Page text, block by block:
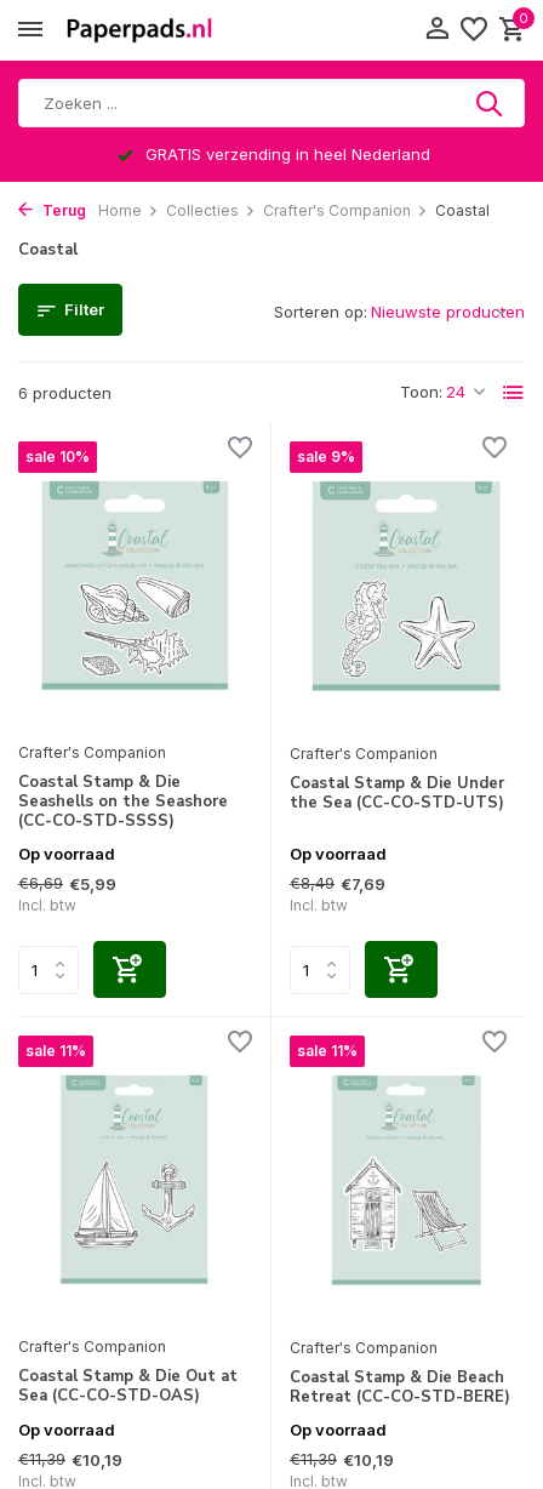
0
GRATIS verzending in heel Nederland
Terug Home Collecties Crafter's Companion Coastal
Coastal
Filter
6 producten Toon:
Sorteren op:
sale 10%
Crafter's Companion
Coastal Stamp & Die
Seashells on the Seashore
(CC-CO-STD-SSSS)
Op voorraad
€6,69 €5,99
Incl. btw
sale 9%
Crafter's Companion
Coastal Stamp & Die Under
the Sea (CC-CO-STD-UTS)
Op voorraad
€8,49 €7,69
Incl. btw
sale 11%
Crafter's Companion
Coastal Stamp & Die Out at
Sea (CC-CO-STD-OAS)
Op voorraad
€11,39 €10,19
Incl. btw
sale 11%
Crafter's Companion
Coastal Stamp & Die Beach
Retreat (CC-CO-STD-BERE)
Op voorraad
€11,39 €10,19
Incl. btw